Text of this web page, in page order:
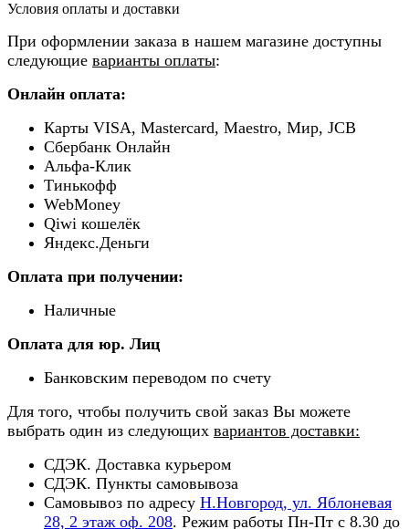
Условия оплаты и доставки
При оформлении заказа в нашем магазине доступны
следующие варианты оплаты:
Онлайн оплата:
Карты VISA, Mastercard, Maestro, Мир, JCB
Сбербанк Онлайн
Альфа-Клик
Тинькофф
WebMoney
Qiwi кошелёк
Яндекс.Деньги
Оплата при получении:
Наличные
Оплата для юр. Лиц
Банковским переводом по счету
Для того, чтобы получить свой заказ Вы можете
выбрать один из следующих вариантов доставки:
СДЭК. Доставка курьером
СДЭК. Пункты самовывоза
Самовывоз по адресу Н.Новгород, ул. Яблоневая
28, 2 этаж оф. 208. Режим работы Пн-Пт с 8.30 до